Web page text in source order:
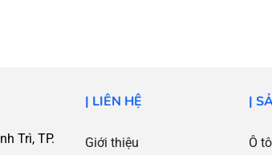
Trì, TP.
| LIÊN HỆ
Giới thiệu
|
Ô